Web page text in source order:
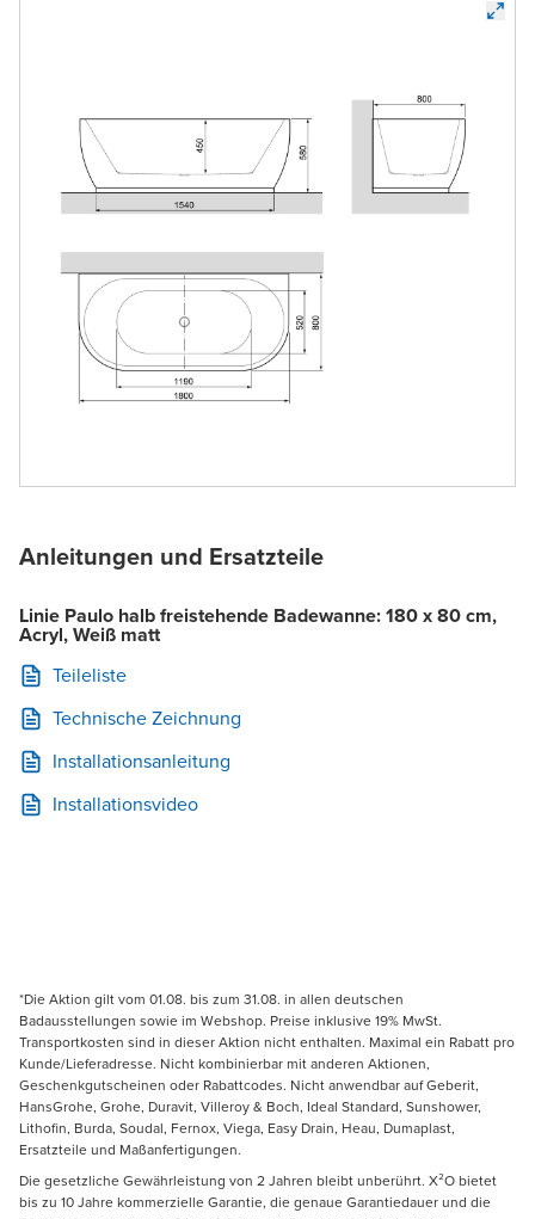
Anleitungen und Ersatzteile
Linie Paulo halb freistehende Badewanne: 180 x 80 cm,
Acryl, Weiß matt
Teileliste
Technische Zeichnung
Installationsanleitung
Installationsvideo
*Die Aktion gilt vom 01.08. bis zum 31.08. in allen deutschen
Badausstellungen sowie im Webshop. Preise inklusive 19% MwSt.
Transportkosten sind in dieser Aktion nicht enthalten. Maximal ein Rabatt pro
Kunde/Lieferadresse. Nicht kombinierbar mit anderen Aktionen,
Geschenkgutscheinen oder Rabattcodes. Nicht anwendbar auf Geberit,
HansGrohe, Grohe, Duravit, Villeroy & Boch, Ideal Standard, Sunshower,
Lithofin, Burda, Soudal, Fernox, Viega, Easy Drain, Heau, Dumaplast,
Ersatzteile und Maßanfertigungen.
Die gesetzliche Gewährleistung von 2 Jahren bleibt unberührt. X²O bietet
bis zu 10 Jahre kommerzielle Garantie, die genaue Garantiedauer und die